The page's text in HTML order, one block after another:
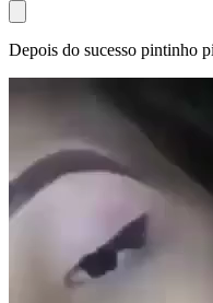
Depois do sucesso pintinho